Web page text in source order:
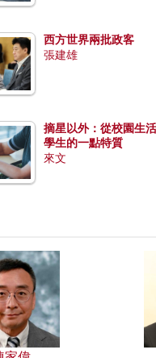
西方世界兩批政客
張建雄
摘星以外：從校園生
學生的一點特質
來文